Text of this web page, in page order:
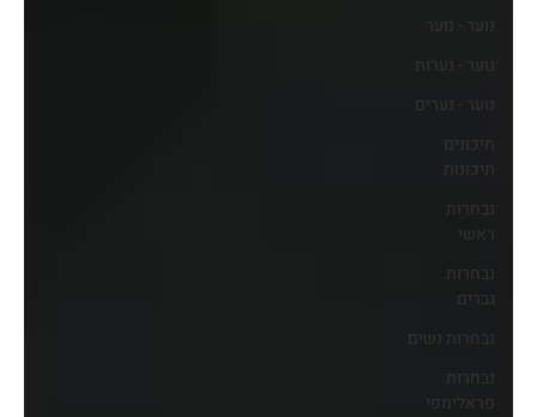
נוער - נוער
נוער - נערות
נוער - נערים
תיכונים
תיכונות
נבחרות
ראשי
נבחרות
גברים
נבחרות נשים
נבחרות
פראלימפי